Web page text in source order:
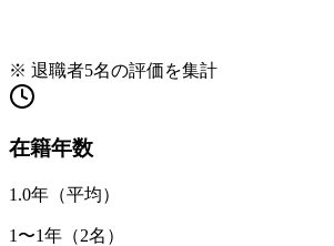
※ 退職者5名の評価を集計
在籍年数
1.0年（平均）
1 〜1年（2名）